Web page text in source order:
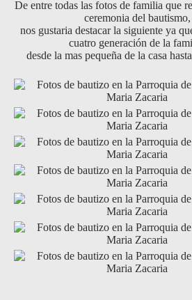
De entre todas las fotos de familia que
ceremonia del bautismo,
nos gustaria destacar la siguiente ya
cuatro generación de la
desde la mas pequeña de la casa